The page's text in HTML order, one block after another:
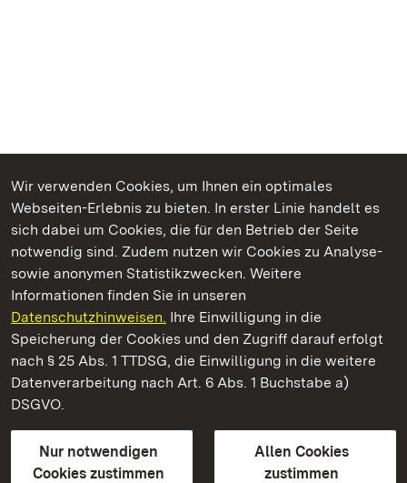
Wir verwenden Cookies, um Ihnen ein optimales
Webseiten-Erlebnis zu bieten. In erster Linie handelt es
sich dabei um Cookies, die für den Betrieb der Seite
notwendig sind. Zudem nutzen wir Cookies zu Analyse-
sowie anonymen Statistikzwecken. Weitere
Informationen finden Sie in unseren
Datenschutzhinweisen. Ihre Einwilligung in die
Speicherung der Cookies und den Zugriff darauf erfolgt
nach § 25 Abs. 1 TTDSG, die Einwilligung in die weitere
Datenverarbeitung nach Art. 6 Abs. 1 Buchstabe a)
DSGVO.
Nur notwendigen
Cookies zustimmen
Allen Cookies
zustimmen
Kommen. Staunen. Genießen.
Staatliche Schlösser und Gärten Baden‑Württemberg
Staatliche Schlösser und Gärten Baden-Württemberg
Kontakt
GebärdenspracheLeichte Sprache
Erklärung zur Barrierefreiheit
BITV-konform (geprüfte Seiten)